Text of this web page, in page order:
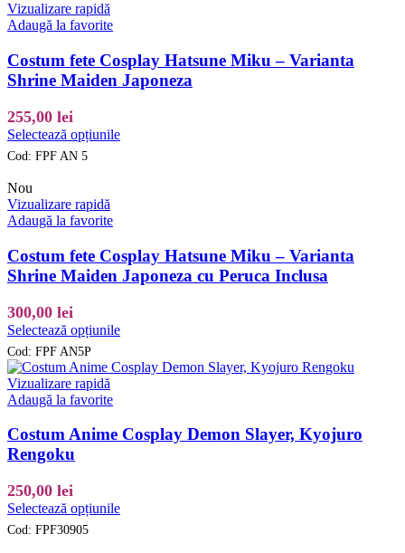
Vizualizare rapidă
Adaugă la favorite
Costum fete Cosplay Hatsune Miku – Varianta
Shrine Maiden Japoneza
255,00 lei
Selectează opțiunileAcest
fi
alese
produsului.
Cod: FPF AN 5
Nou
Vizualizare rapidă
Adaugă la favorite
Costum fete Cosplay Hatsune Miku – Varianta
Shrine Maiden Japoneza cu Peruca Inclusa
300,00 lei
Selectează opțiunileAcest
are
mai
Opțiunile
pot
pagina
Cod: FPF AN5P
Vizualizare rapidă
Adaugă la favorite
Costum Anime Cosplay Demon Slayer, Kyojuro
Rengoku
250,00 lei
Selectează opțiunileAcest
Cod: FPF30905